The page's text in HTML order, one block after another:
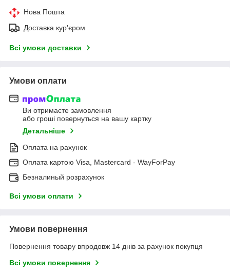
Нова Пошта
Доставка кур'єром
Всі умови доставки
Умови оплати
Ви отримаєте замовлення
або гроші повернуться на вашу картку
Детальніше
Оплата на рахунок
Оплата картою Visa, Mastercard - WayForPay
Безналиный розрахунок
Всі умови оплати
Умови повернення
Повернення товару впродовж 14 днів за рахунок покупця
Всі умови повернення